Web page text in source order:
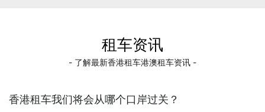
租车资讯
- 了解最新香港租车港澳租车资讯 -
香港租车我们将会从哪个口岸过关？